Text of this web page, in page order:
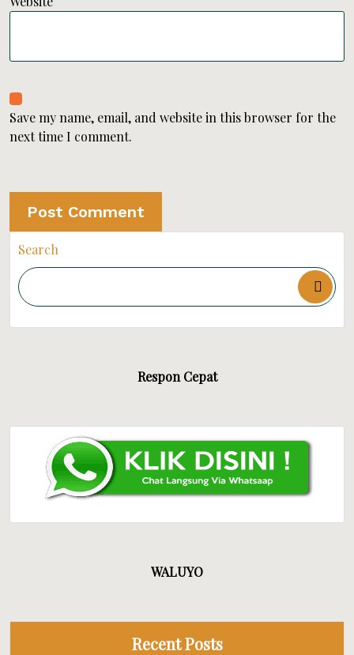
Save my name, email, and website in this browser for the
next time I comment.
Search
Respon Cepat
WALUYO
Recent Posts